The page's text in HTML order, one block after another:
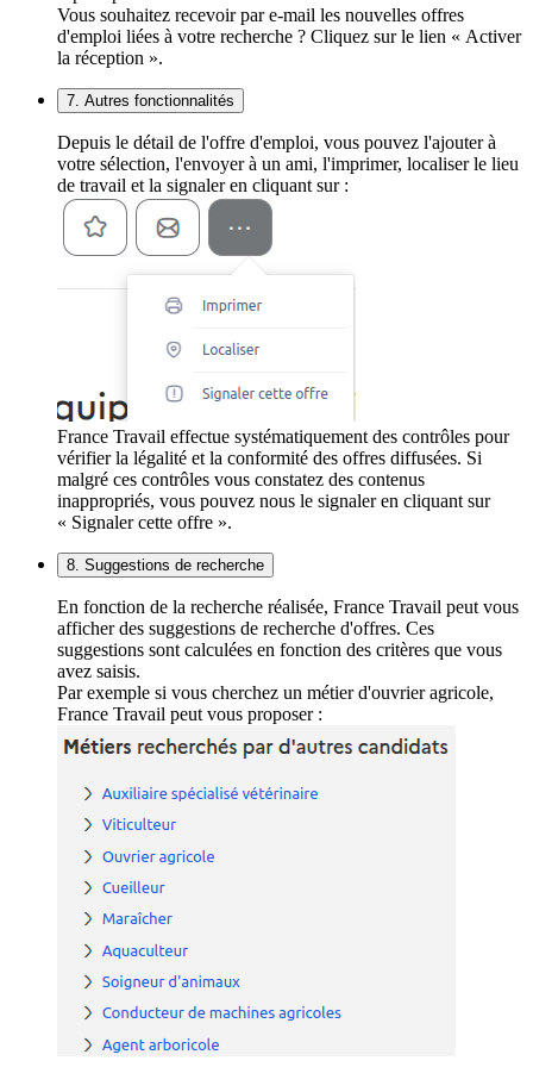
Vous souhaitez recevoir par e-mail les nouvelles offres
d'emploi liées à votre recherche ? Cliquez sur le lien « Activer
la réception ».
7. Autres fonctionnalités
Depuis le détail de l'offre d'emploi, vous pouvez l'ajouter à
votre sélection, l'envoyer à un ami, l'imprimer, localiser le lieu
de travail et la signaler en cliquant sur :
France Travail effectue systématiquement des contrôles pour
vérifier la légalité et la conformité des offres diffusées. Si
malgré ces contrôles vous constatez des contenus
inappropriés, vous pouvez nous le signaler en cliquant sur
« Signaler cette offre ».
8. Suggestions de recherche
En fonction de la recherche réalisée, France Travail peut vous
afficher des suggestions de recherche d'offres. Ces
suggestions sont calculées en fonction des critères que vous
avez saisis.
Par exemple si vous cherchez un métier d'ouvrier agricole,
France Travail peut vous proposer :